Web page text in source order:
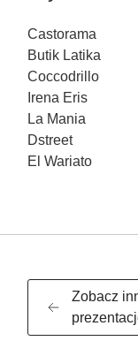
Castorama
Butik Latika
Coccodrillo
Irena Eris
La Mania
Dstreet
El Wariato
Zobacz